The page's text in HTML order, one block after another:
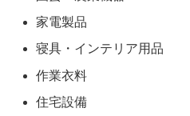
家電製品
寝具・インテリア用品
作業衣料
住宅設備